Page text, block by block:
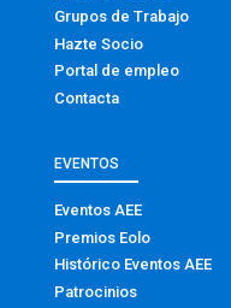
Grupos de Trabajo
Hazte Socio
Portal de empleo
Contacta
EVENTOS
Eventos AEE
Premios Eolo
Histórico Eventos AEE
Patrocinios